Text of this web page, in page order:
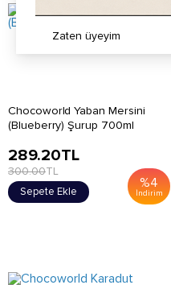
Chocoworld Yaban Mersini
(Blueberry) Şurup 700ml
%4
İndirim
289.20TL
300.00TL
Sepete Ekle
Zaten üyeyim